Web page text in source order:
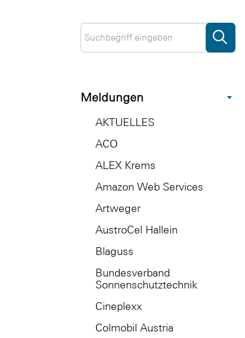
Meldungen
AKTUELLES
ACO
ALEX Krems
Amazon Web Services
Artweger
AustroCel Hallein
Blaguss
Bundesverband
Sonnenschutztechnik
Cineplexx
Colmobil Austria